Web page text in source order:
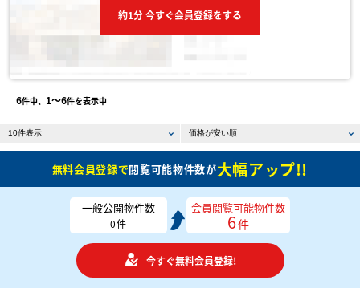
約1分 今すぐ会員登録をする
6件中、 1〜6件を表示中
無料会員登録で閲覧可能物件数が大幅アップ!!
一般公開物件数
0件
会員閲覧可能物件数
6件
今すぐ無料会員登録!